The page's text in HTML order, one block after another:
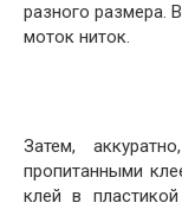
разного размера.
моток ниток.
Затем,
пропитанными
клей в